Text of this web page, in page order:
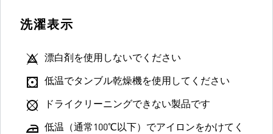
洗濯表示
漂白剤を使用しないでください
低温でタンブル乾燥機を使用してください
ドライクリーニングできない製品です
低温（通常100℃以下）でアイロンをかけてく